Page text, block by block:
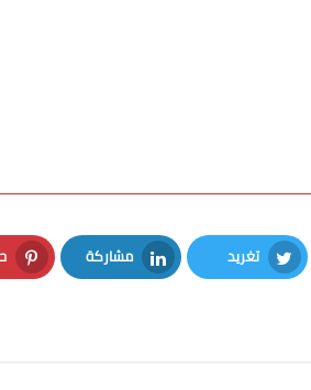
تغريد
Twitter
مشاركة
LinkedIn